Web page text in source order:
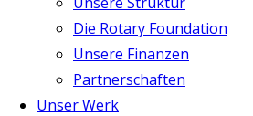
Die Rotary Foundation
Unsere Finanzen
Partnerschaften
Unser Werk